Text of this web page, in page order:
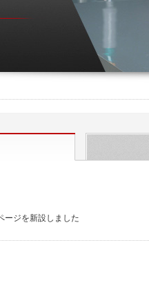
ージを新設しました